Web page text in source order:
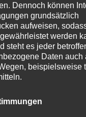
Dennoch können
grundsätzlich
aufweisen,
werden
steht es jeder
Daten auch
beispielsweise